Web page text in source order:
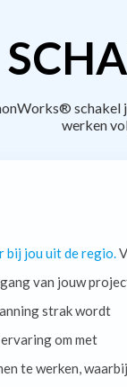
schakel
werken
bij jou uit de regio.
van jouw
strak wordt
om met
te werken,